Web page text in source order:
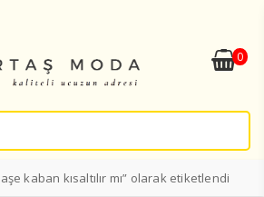
0
kaban kısaltılır mı” olarak etiketlendi